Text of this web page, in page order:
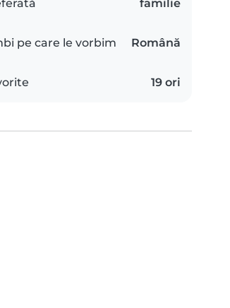
familie
pe care le vorbim Română
19 ori